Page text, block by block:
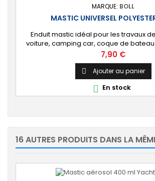
MARQUE: BOLL
MASTIC UNIVERSEL
Enduit mastic idéal pour les travaux
voiture, camping car, coque de
Très bonne adhérence. Applicable sur
aluminium, primaire acrylique et
lisse] : Surface uniforme, sans
aspérités, rayures, trous jusqu'à 3
conditionnements : 250G, 1Kg
Prix
7,90 €
 Ajouter au panier
 En stock
16 AUTRES PRODUITS DANS LA